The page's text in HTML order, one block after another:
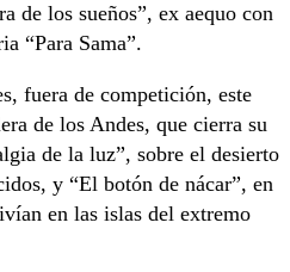
de los sueños”, ex aequo con
“Para Sama”.
fuera de competición, este
de los Andes, que cierra su
de la luz”, sobre el desierto
y “El botón de nácar”, en
en las islas del extremo